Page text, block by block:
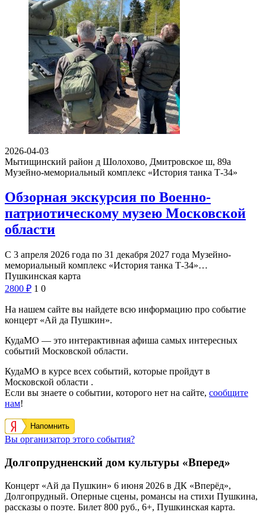
2026-04-03
Мытищинский район д Шолохово, Дмитровское ш, 89а
Музейно-мемориальный комплекс «История танка Т-34»
Обзорная экскурсия по Военно-
патриотическому музею Московской
области
С 3 апреля 2026 года по 31 декабря 2027 года Музейно-
мемориальный комплекс «История танка Т-34»…
Пушкинская карта
2800 ₽ 1 0
На нашем сайте вы найдете всю информацию про событие
концерт «Ай да Пушкин».
КудаМО — это интерактивная афиша самых интересных
событий Московской области.
КудаМО в курсе всех событий, которые пройдут в
Московской области .
Если вы знаете о событии, которого нет на сайте, сообщите
нам!
Напомнить
Вы организатор этого события?
Долгопрудненский дом культуры «Вперед»
Концерт «Ай да Пушкин» 6 июня 2026 в ДК «Вперёд»,
Долгопрудный. Оперные сцены, романсы на стихи Пушкина,
рассказы о поэте. Билет 800 руб., 6+, Пушкинская карта.